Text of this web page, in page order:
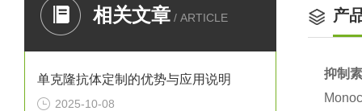
相关文章 / ARTICLE
单克隆抗体定制的优势与应用说明
2025-10-08
产
抑制